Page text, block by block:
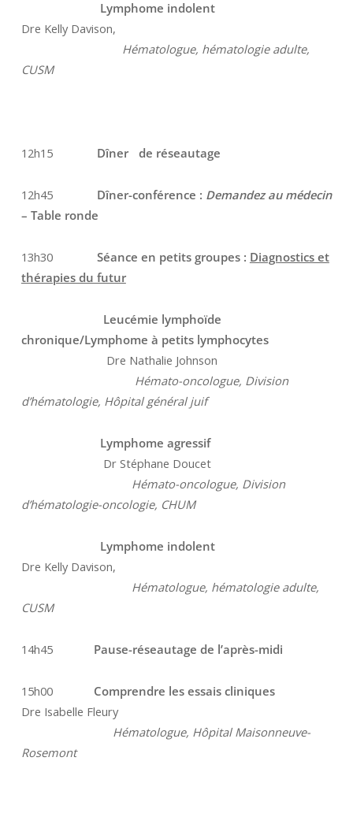
Lymphome indolent
Dre Kelly Davison,
Hématologue, hématologie adulte,
CUSM
12h15 Dîner de réseautage
12h45 Dîner-conférence : Demandez au médecin
– Table ronde
13h30 Séance en petits groupes : Diagnostics et
thérapies du futur
Leucémie lymphoïde
chronique/Lymphome à petits lymphocytes
Dre Nathalie Johnson
Hémato-oncologue, Division
d’hématologie, Hôpital général juif
Lymphome agressif
Dr Stéphane Doucet
Hémato-oncologue, Division
d’hématologie-oncologie, CHUM
Lymphome indolent
Dre Kelly Davison,
Hématologue, hématologie adulte,
CUSM
14h45 Pause-réseautage de l’après-midi
15h00 Comprendre les essais cliniques
Dre Isabelle Fleury
Hématologue, Hôpital Maisonneuve-
Rosemont